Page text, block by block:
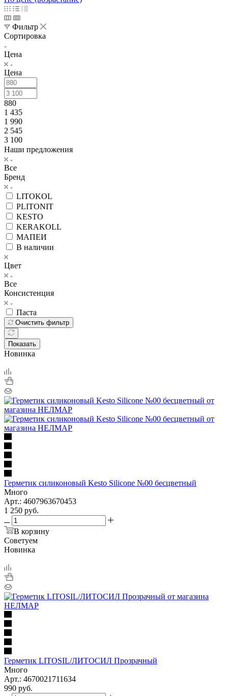
Фильтр
Сортировка
Цена
Цена
880
1 435
1 990
2 545
3 100
Наши предложения
Все
Бренд
LITOKOL
PLITONIT
KESTO
KERAKOLL
МАПЕИ
В наличии
Цвет
Все
Консистенция
Паста
Очистить фильтр
Показать
Новинка
Герметик силиконовый Kesto Silicone №00 бесцветный
Много
Арт.: 4607963670453
1 250 руб.
В корзину
Советуем
Новинка
Герметик LITOSIL/ЛИТОСИЛ Прозрачный
Много
Арт.: 4670021711634
990 руб.